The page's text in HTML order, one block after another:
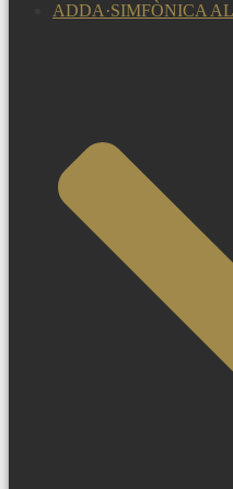
ADDA·SIMFÒNICA